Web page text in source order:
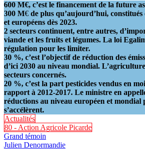
600 M€, c’est le financement de la future
300 M€ de plus qu’aujourd’hui,
et européens dès 2023.
2 secteurs continuent, entre autres,
viande et les fruits et légumes. La loi
régulation pour les limiter.
30 %, c’est l’objectif de réduction des
d’ici 2030 au niveau mondial.
secteurs concernés.
20 %, c’est la part pesticides vendus en
rapport à 2012-2017. Le ministre en
réductions au niveau européen et mondial
s’accélèrent.
Actualités
80 - Action Agricole Picarde
Grand témoin
Julien Denormandie